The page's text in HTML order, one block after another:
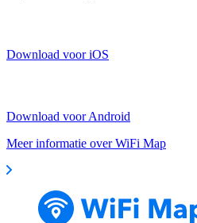
Download voor iOS
Download voor Android
Meer informatie over WiFi Map